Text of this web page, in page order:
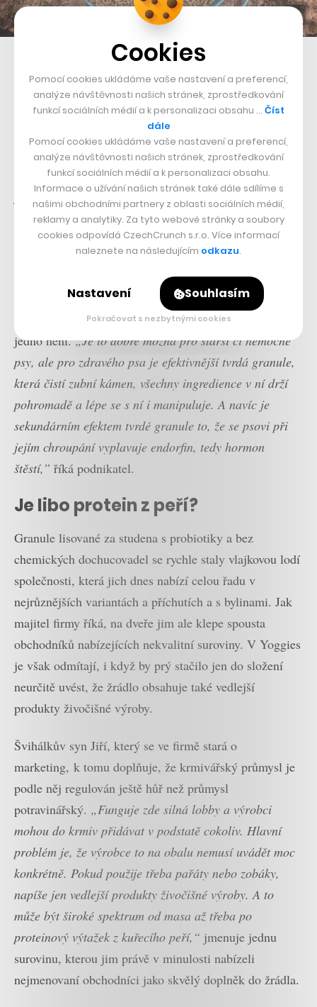
Granule jsou dnes vlajkovou lodí společnosti
Opět následovalo kolečko pokusů a omylů a i zde
sehrála roli náhoda. Stále se totiž nedařilo vytvořit
granuli, která by byla konzistentní. Jak se později
ukázalo, problém spočíval v českém hovězím, které
bylo méně tučné, než vyžadovala tvrdost granulí. Až s
jednou omylem použitou dávkou hovězího z Německa
držela granule pohromadě.„V laboratoři jsme pak
zjistili, že ten rozdíl činila pouhá dvě procenta tuku. I ta
dodává Švihálek.
Mohlo by se zdát, že psovi je jedno, zda žvýká tuhou,
či měkčí granuli. Nicméně zkušenosti prý ukazují, že to
jedno není.„Je to dobré možná pro starší či nemocné
psy, ale pro zdravého psa je efektivnější tvrdá granule,
která čistí zubní kámen, všechny ingredience v ní drží
pohromadě a lépe se s ní i manipuluje. A navíc je
sekundárním efektem tvrdé granule to, že se psovi při
jejím chroupání vyplavuje endorfin, tedy hormon
štěstí,” říká podnikatel.
Je libo protein z peří?
Granule lisované za studena s probiotiky a bez
chemických dochucovadel se rychle staly vlajkovou lodí
společnosti, která jich dnes nabízí celou řadu v
nejrůznějších variantách a příchutích a s bylinami. Jak
majitel firmy říká, na dveře jim ale klepe spousta
obchodníků nabízejících nekvalitní suroviny. V Yoggies
je však odmítají, i když by prý stačilo jen do složení
neurčitě uvést, že žrádlo obsahuje také vedlejší
produkty živočišné výroby.
Švihálkův syn Jiří, který se ve firmě stará o
marketing, k tomu doplňuje, že krmivářský průmysl je
podle něj regulován ještě hůř než průmysl
potravinářský. „Funguje zde silná lobby a výrobci
mohou do krmiv přidávat v podstatě cokoliv. Hlavní
problém je, že výrobce to na obalu nemusí uvádět moc
konkrétně. Pokud použije třeba pařáty nebo zobáky,
napíše jen vedlejší produkty živočišné výroby. A to
může být široké spektrum od masa až třeba po
proteinový výtažek z kuřecího peří,“ jmenuje jednu
surovinu, kterou jim právě v minulosti nabízeli
nejmenovaní obchodníci jako skvělý doplněk do žrádla.
Cookies
Pomocí cookies ukládáme vaše nastavení a preferencí,
analýze návštěvnosti našich stránek, zprostředkování
funkcí sociálních médií a k personalizaci obsahu … Číst
dále
Pomocí cookies ukládáme vaše nastavení a preferencí,
analýze návštěvnosti našich stránek, zprostředkování
funkcí sociálních médií a k personalizaci obsahu.
Informace o užívání našich stránek také dále sdílíme s
našimi obchodními partnery z oblasti sociálních médií,
reklamy a analytiky. Za tyto webové stránky a soubory
cookies odpovídá CzechCrunch s.r.o. Více informací
naleznete na následujícím odkazu.
Nastavení Souhlasím
Pokračovat s nezbytnými cookies